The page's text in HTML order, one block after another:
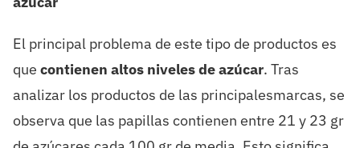
El principal problema de este tipo de productos es
que contienen altos niveles de azúcar. Tras
analizar los productos de las principalesmarcas, se
observa que las papillas contienen entre 21 y 23 gr